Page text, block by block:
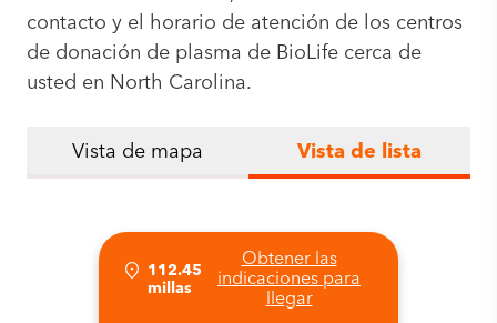
contacto y el horario de atención de los centros
de donación de plasma de BioLife cerca de
usted en North Carolina.
Vista de mapa Vista de lista
112.45
millas
Obtener las
indicaciones para
llegar